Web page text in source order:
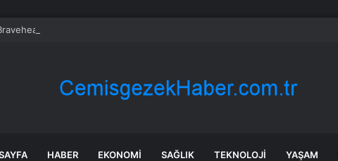
Bio halka arzını pazarlama aralığının üstünde fiyatlandırıyor
HABER EKONOMI SAĞLIK TEKNOLOJI YAŞAM